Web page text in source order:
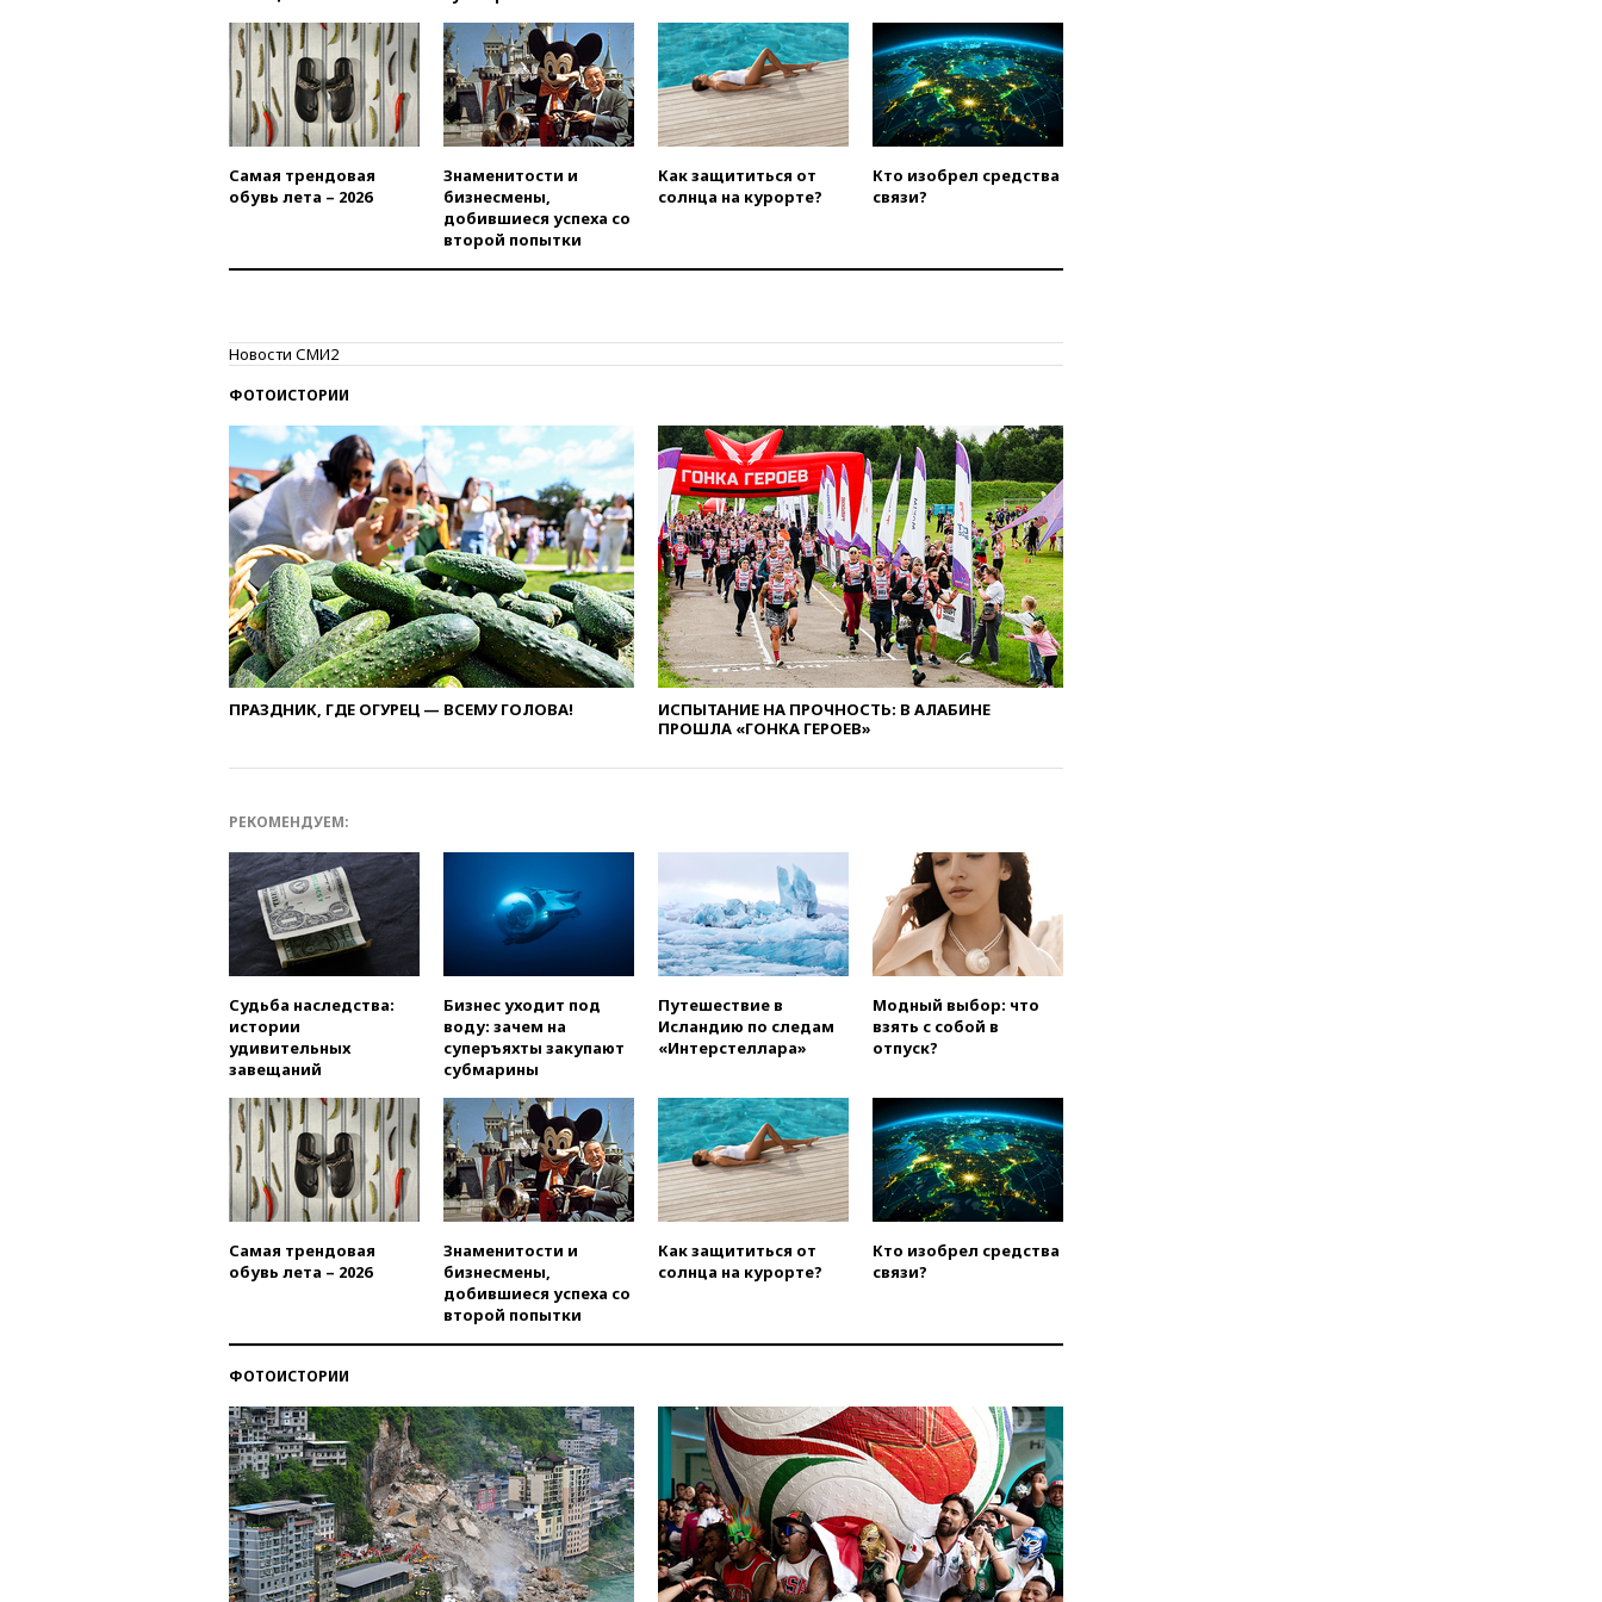
00:30
FT: ЕС не готов принять в
блок Украину из-за уровня
коррупции
вчера, 23:35Лукашенко
объяснил экономическую
выгоду безвизового режима с
ЕС
Москве вернут утраченную
протаранил погранпункт при
попытке попасть в Россию
анонсировал скорое
соглашение о прекращении
огня США и Ирана
вчера, 22:15Три человека
получили ножевые ранения
при нападении в Чехии
вчера, 22:00Путин поручил
выделить средства на новые
РЛС для Белгородской
области
вчера, 21:56The Atlantic: Маск
отказал Украине в
использовании Starlink для
Лидеры сборной
РФ по гимнастике получили
официальный отказ в визах от
Хорватии
вчера, 21:15Пентагон
вчера, 21:00На границе
свыше 6,5 тысячи грузовиков
вчера, 20:53Швыдкой:
«Интервидение» точно
пройдет в 2026 году
вчера, 20:45ПВО за день
беспилотников над Россией
финансировании
экстремизма
вчера, 20:20Суд США
постановил остановить
строительство бального зала в
Белом доме
вчера, 20:15Сенат США
одобрил ужесточение
Самая трендовая
обувь лета – 2026
Знаменитости и
бизнесмены,
добившиеся успеха со
второй попытки
Как защититься от
солнца на курорте?
Кто изобрел средства
связи?
Новости СМИ2
ФОТОИСТОРИИ
ПРАЗДНИК, ГДЕ ОГУРЕЦ — ВСЕМУ ГОЛОВА!
ИСПЫТАНИЕ НА ПРОЧНОСТЬ: В АЛАБИНЕ
ПРОШЛА «ГОНКА ГЕРОЕВ»
РЕКОМЕНДУЕМ:
Судьба наследства:
истории
удивительных
завещаний
Бизнес уходит под
воду: зачем на
суперъяхты закупают
субмарины
Путешествие в
Исландию по следам
«Интерстеллара»
Модный выбор: что
взять с собой в
отпуск?
Самая трендовая
обувь лета – 2026
Знаменитости и
бизнесмены,
добившиеся успеха со
второй попытки
Как защититься от
солнца на курорте?
Кто изобрел средства
связи?
ФОТОИСТОРИИ